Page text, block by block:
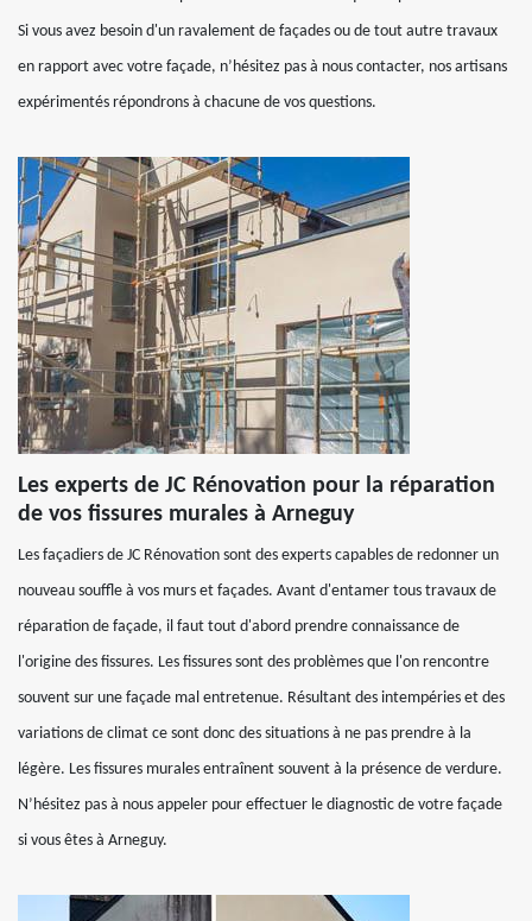
Si vous avez besoin d'un ravalement de façades ou de tout autre travaux
en rapport avec votre façade, n’hésitez pas à nous contacter, nos artisans
expérimentés répondrons à chacune de vos questions.
Les experts de JC Rénovation pour la réparation
de vos fissures murales à Arneguy
Les façadiers de JC Rénovation sont des experts capables de redonner un
nouveau souffle à vos murs et façades. Avant d'entamer tous travaux de
réparation de façade, il faut tout d'abord prendre connaissance de
l'origine des fissures. Les fissures sont des problèmes que l'on rencontre
souvent sur une façade mal entretenue. Résultant des intempéries et des
variations de climat ce sont donc des situations à ne pas prendre à la
légère. Les fissures murales entraînent souvent à la présence de verdure.
N’hésitez pas à nous appeler pour effectuer le diagnostic de votre façade
si vous êtes à Arneguy.